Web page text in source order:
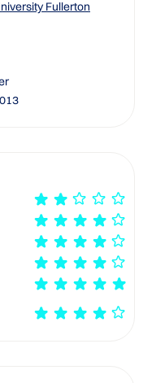
Fullerton